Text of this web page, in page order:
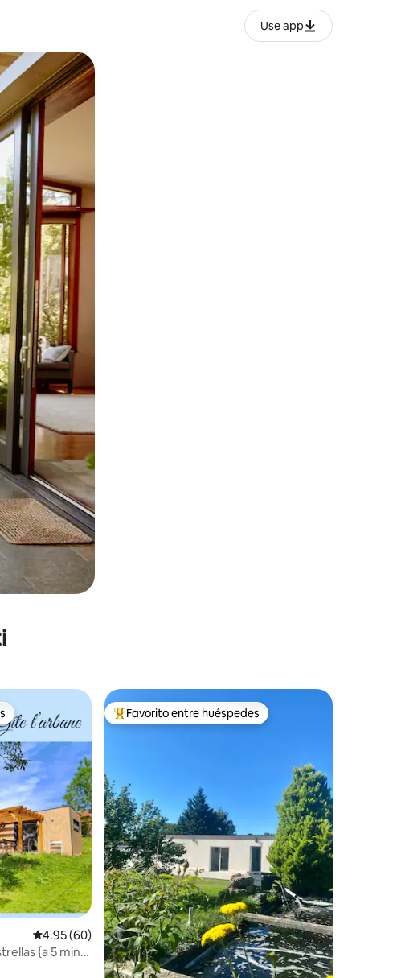
Use app
tacto o desliza el dedo.
Calificación promedio: 4.95 de 5, 60 reseñas
4.95 (60)
{a 5 min
Favorito entre huéspedes preferido
Favorito entre huéspedes